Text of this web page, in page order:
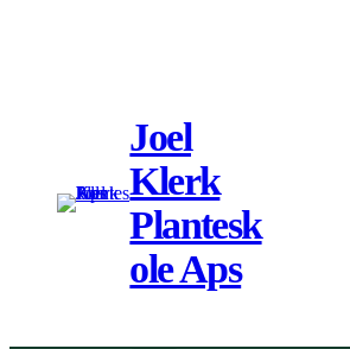
Joel
Klerk
Plantesk
ole Aps